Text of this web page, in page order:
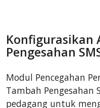
Konfigurasikan
Pengesahan
Modul Pencegahan
Tambah Pengesahan
pedagang untuk